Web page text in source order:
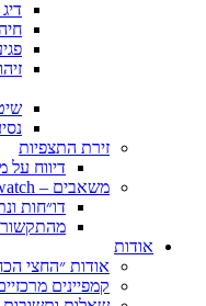
זירת התצפיות
דיווח על
משאבים – seawatch
דו״חות
אודות
אודות ״החצי
קמפיינים